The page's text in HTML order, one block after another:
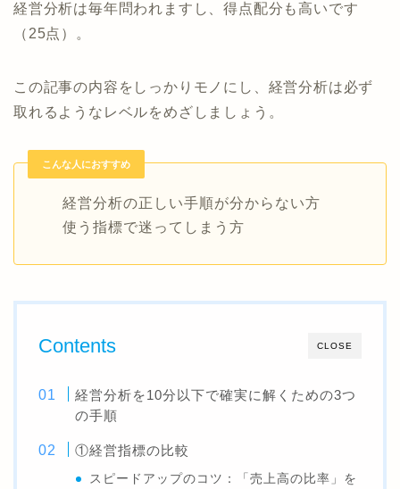
経営分析は毎年問われますし、得点配分も高いです
（25点）。
この記事の内容をしっかりモノにし、経営分析は必ず
取れるようなレベルをめざしましょう。
こんな人におすすめ
経営分析の正しい手順が分からない方
使う指標で迷ってしまう方
CLOSE
Contents
経営分析を10分以下で確実に解くための3つ
の手順
①経営指標の比較
スピードアップのコツ：「売上高の比率」を